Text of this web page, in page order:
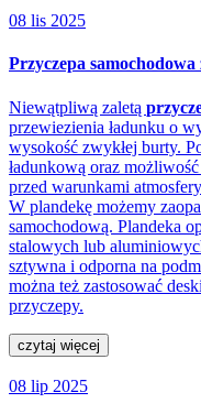
08 lis 2025
Przyczepa
Niewątpliwą zaletą
przewiezienia ładunku o
wysokość zwykłej burty.
ładunkową oraz
przed warunkami
W plandekę możemy
samochodową. Plandeka
stalowych lub
sztywna i odporna na
można też zastosować
przyczepy.
czytaj więcej
08 lip 2025